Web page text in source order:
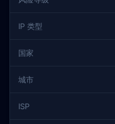
IP 类型
国家
城市
ISP